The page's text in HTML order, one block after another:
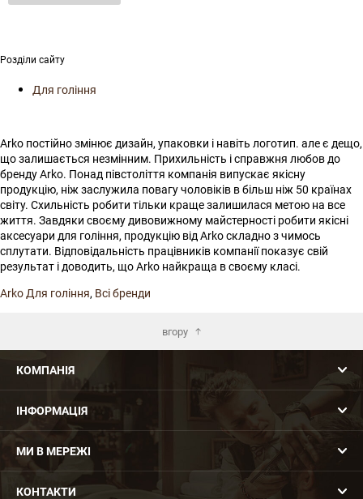
Розділи сайту
Для гоління
Arko постійно змінює дизайн, упаковки і навіть логотип. але є дещо,
що залишається незмінним. Прихильність і справжня любов до
бренду Arko. Понад півстоліття компанія випускає якісну
продукцію, ніж заслужила повагу чоловіків в більш ніж 50 країнах
світу. Схильність робити тільки краще залишилася метою на все
життя. Завдяки своєму дивовижному майстерності робити якісні
аксесуари для гоління, продукцію від Arko складно з чимось
сплутати. Відповідальність працівників компанії показує свій
результат і доводить, що Arko найкраща в своєму класі.
Arko Для гоління, Всі бренди
вгору
КОМПАНІЯ
ІНФОРМАЦІЯ
МИ В МЕРЕЖІ
КОНТАКТИ